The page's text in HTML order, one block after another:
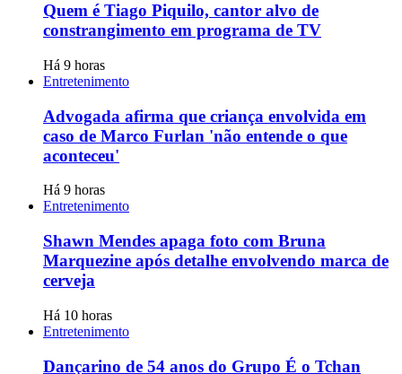
Quem é Tiago Piquilo, cantor alvo de
constrangimento em programa de TV
Há 9 horas
Entretenimento
Advogada afirma que criança envolvida em
caso de Marco Furlan 'não entende o que
aconteceu'
Há 9 horas
Entretenimento
Shawn Mendes apaga foto com Bruna
Marquezine após detalhe envolvendo marca de
cerveja
Há 10 horas
Entretenimento
Dançarino de 54 anos do Grupo É o Tchan